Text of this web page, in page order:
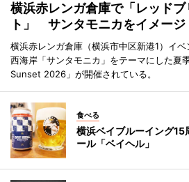
横浜赤レンガ倉庫で「レッドブ
ト」 サンタモニカをイメー
横浜赤レンガ倉庫（横浜市中区新港1）イ
西海岸「サンタモニカ」をテーマにした夏
Sunset 2026」が開催されている。
食べる
横浜ベイブルーイング
ール「ベイヘル」